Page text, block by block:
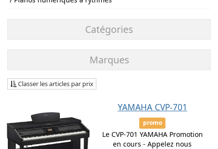
Catégories
Marques
Classer les articles par prix
YAMAHA CVP-701
promo
Le CVP-701 YAMAHA Promotion
en cours - Appelez nous